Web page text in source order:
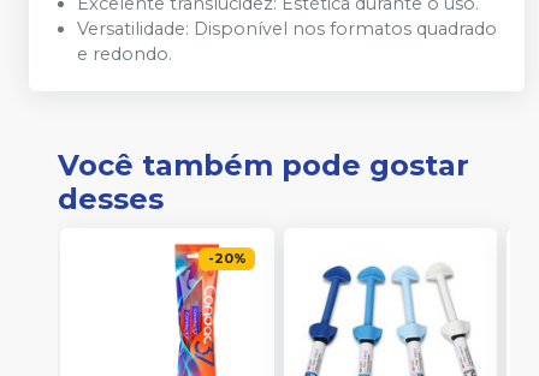
Versatilidade: Disponível nos formatos quadrado
e redondo.
Você também pode gostar
desses
-20%